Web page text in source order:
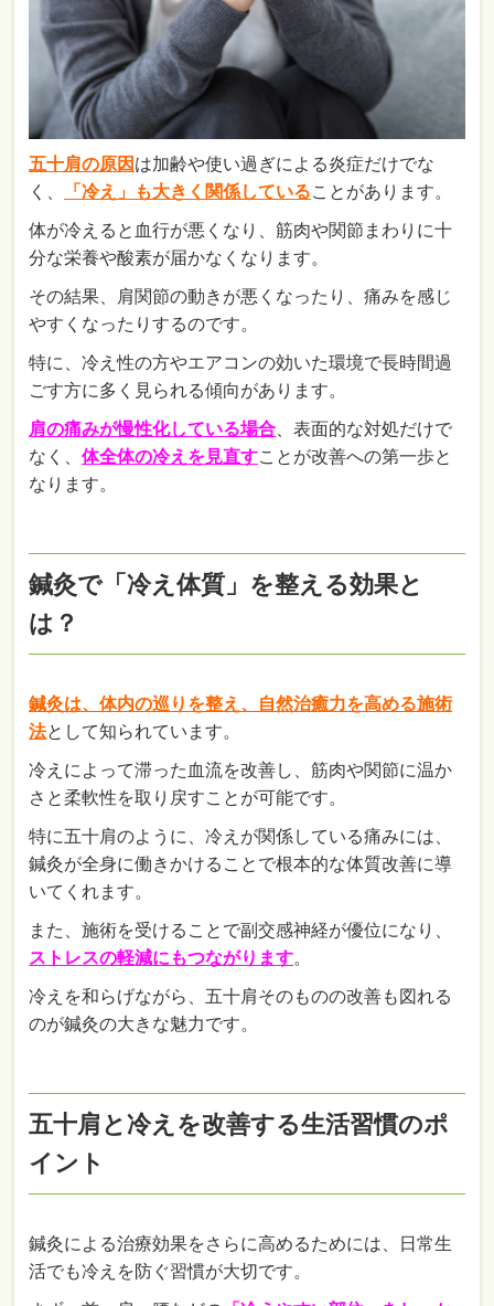
五十肩の原因 は加齢や使い過ぎによる炎症だけでな
く、
「冷え」も大きく関係していることがあります。
体が冷えると血行が悪くなり、筋肉や関節まわりに十
分な栄養や酸素が届かなくなります。
その結果、肩関節の動きが悪くなったり、痛みを感じ
やすくなったりするのです。
特に、冷え性の方やエアコンの効いた環境で長時間過
ごす方に多く見られる傾向があります。
肩の痛みが慢性化している場合、表面的な対処だけで
なく、体全体の冷えを見直すことが改善への第一歩と
なります。
鍼灸で「冷え体質」を整える効果と
は？
鍼灸は、体内の巡りを整え、自然治癒力を高める施術
法として知られています。
冷えによって滞った血流を改善し、筋肉や関節に温か
さと柔軟性を取り戻すことが可能です。
特に五十肩のように、冷えが関係している痛みには、
鍼灸が全身に働きかけることで根本的な体質改善に導
いてくれます。
また、施術を受けることで副交感神経が優位になり、
ストレスの軽減にもつながります。
冷えを和らげながら、五十肩そのものの改善も図れる
のが鍼灸の大きな魅力です。
五十肩と冷えを改善する生活習慣のポ
イント
鍼灸による治療効果をさらに高めるためには、日常生
活でも冷えを防ぐ習慣が大切です。